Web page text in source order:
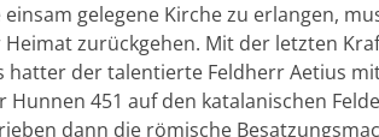
gelegene Kirche zu erlangen,
zurückgehen. Mit der letzten
hatter der talentierte Feldherr Aetius
Hunnen 451 auf den katalanischen
dann die römische